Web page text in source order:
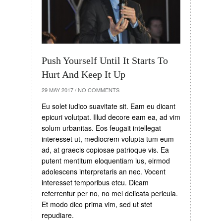
Push Yourself Until It Starts To
Hurt And Keep It Up
29 MAY 2017 / NO COMMENTS
Eu solet iudico suavitate sit. Eam eu dicant
epicuri volutpat. Illud decore eam ea, ad vim
solum urbanitas. Eos feugait intellegat
interesset ut, mediocrem volupta tum eum
ad, at graecis copiosae patrioque vis. Ea
putent mentitum eloquentiam ius, eirmod
adolescens interpretaris an nec. Vocent
interesset temporibus etcu. Dicam
referrentur per no, no mel delicata pericula.
Et modo dico prima vim, sed ut stet
repudiare.